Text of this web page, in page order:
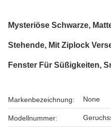
Mysteriöse Schwarze,
Stehende, Mit Ziplock
Fenster Für Süßigkeiten,
Markenbezeichnung: None
Modellnummer: